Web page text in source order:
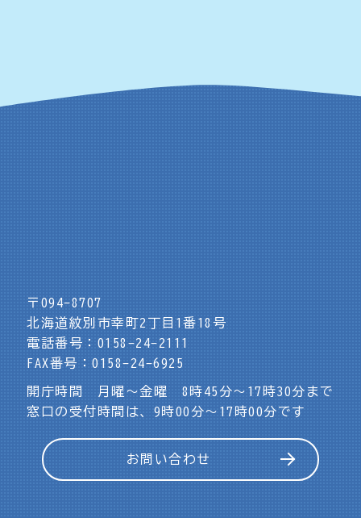
〒094-8707
北海道紋別市幸町2丁目1番18号
電話番号：0158-24-2111
FAX番号：0158-24-6925
開庁時間 月曜～金曜 8時45分～17時30分まで
窓口の受付時間は、9時00分～17時00分です
お問い合わせ